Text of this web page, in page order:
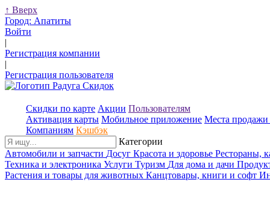
↑ Вверх
Город: Апатиты
Войти
|
Регистрация компании
|
Регистрация пользователя
Скидки по карте Акции Пользователям
Активация карты Мобильное приложение Места продажи
Компаниям Кэшбэк
Категории
Автомобили и запчасти Досуг Красота и здоровье Рестораны,
Техника и электроника Услуги Туризм Для дома и дачи
Растения и товары для животных Канцтовары, книги и софт